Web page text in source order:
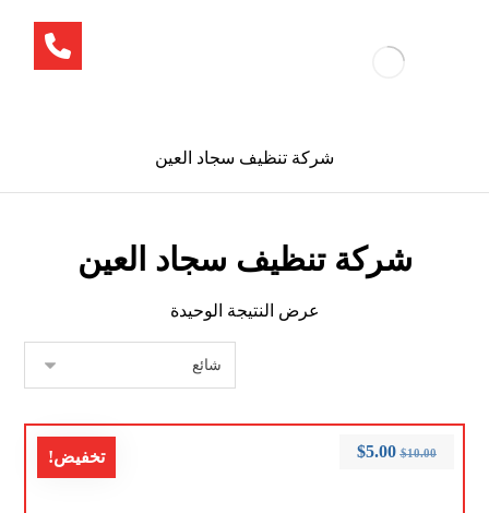
شركة تنظيف سجاد العين
شركة تنظيف سجاد العين
عرض النتيجة الوحيدة
تخفيض! $10.00
$5.00